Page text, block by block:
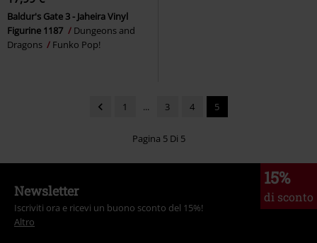
Baldur's Gate 3 - Jaheira Vinyl
Figurine 1187
Dungeons and
Dragons
Funko Pop!
1 ... 3 4 5
Pagina 5 Di 5
15%
di sconto
Newsletter
Iscriviti ora e ricevi un buono sconto del 15%!
Altro